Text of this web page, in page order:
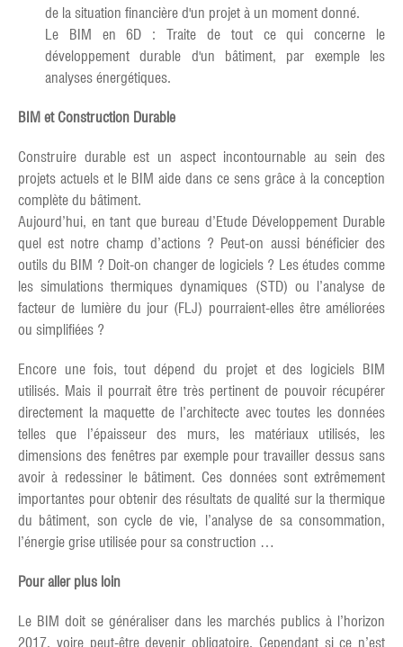
de la situation financière d'un projet à un moment donné.
Le BIM en 6D : Traite de tout ce qui concerne le
développement durable d'un bâtiment, par exemple les
analyses énergétiques.
BIM et Construction Durable
Construire durable est un aspect incontournable au sein des
projets actuels et le BIM aide dans ce sens grâce à la conception
complète du bâtiment.
Aujourd’hui, en tant que bureau d’Etude Développement Durable
quel est notre champ d’actions ? Peut-on aussi bénéficier des
outils du BIM ? Doit-on changer de logiciels ? Les études comme
les simulations thermiques dynamiques (STD) ou l’analyse de
facteur de lumière du jour (FLJ) pourraient-elles être améliorées
ou simplifiées ?
Encore une fois, tout dépend du projet et des logiciels BIM
utilisés. Mais il pourrait être très pertinent de pouvoir récupérer
directement la maquette de l’architecte avec toutes les données
telles que l’épaisseur des murs, les matériaux utilisés, les
dimensions des fenêtres par exemple pour travailler dessus sans
avoir à redessiner le bâtiment. Ces données sont extrêmement
importantes pour obtenir des résultats de qualité sur la thermique
du bâtiment, son cycle de vie, l’analyse de sa consommation,
l’énergie grise utilisée pour sa construction …
Pour aller plus loin
Le BIM doit se généraliser dans les marchés publics à l’horizon
2017, voire peut-être devenir obligatoire. Cependant si ce n’est